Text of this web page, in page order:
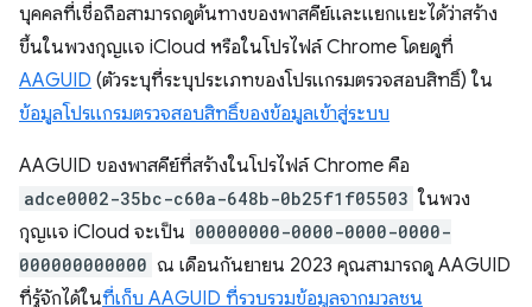
บุคคลที่เชื่อถือสามารถดูต้นทางของพาสคีย์และแยกแยะได้ว่าสร้าง
ขึ้นในพวงกุญแจ iCloud หรือในโปรไฟล์ Chrome โดยดูที่
AAGUID (ตัวระบุที่ระบุประเภทของโปรแกรมตรวจสอบสิทธิ์) ใน
ข้อมูลโปรแกรมตรวจสอบสิทธิ์ของข้อมูลเข้าสู่ระบบ
AAGUID ของพาสคีย์ที่สร้างในโปรไฟล์ Chrome คือ
adce0002-35bc-c60a-648b-0b25f1f05503 ในพวง
กุญแจ iCloud จะเป็น 00000000-0000-0000-0000-
000000000000 ณ เดือนกันยายน 2023 คุณสามารถดู AAGUID
ที่รู้จักได้ในที่เก็บ AAGUID ที่รวบรวมข้อมูลจากมวลชน